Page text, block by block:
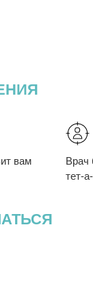
вам
Врач
тет-